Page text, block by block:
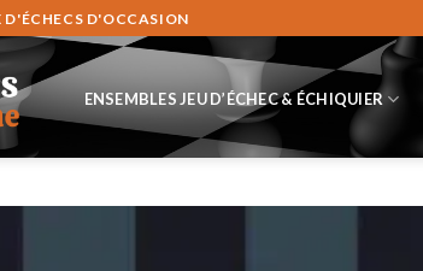
D'ÉCHECS D'OCCASION
ENSEMBLES JEU D’ÉCHEC & ÉCHIQUIER